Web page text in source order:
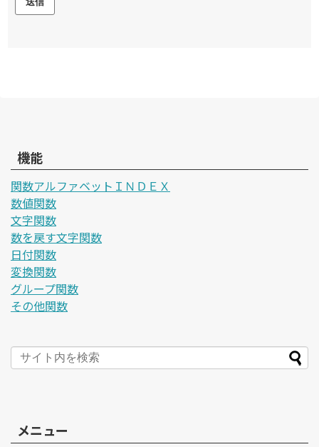
機能
関数アルファベットＩＮＤＥＸ
数値関数
文字関数
数を戻す文字関数
日付関数
変換関数
グループ関数
その他関数
メニュー